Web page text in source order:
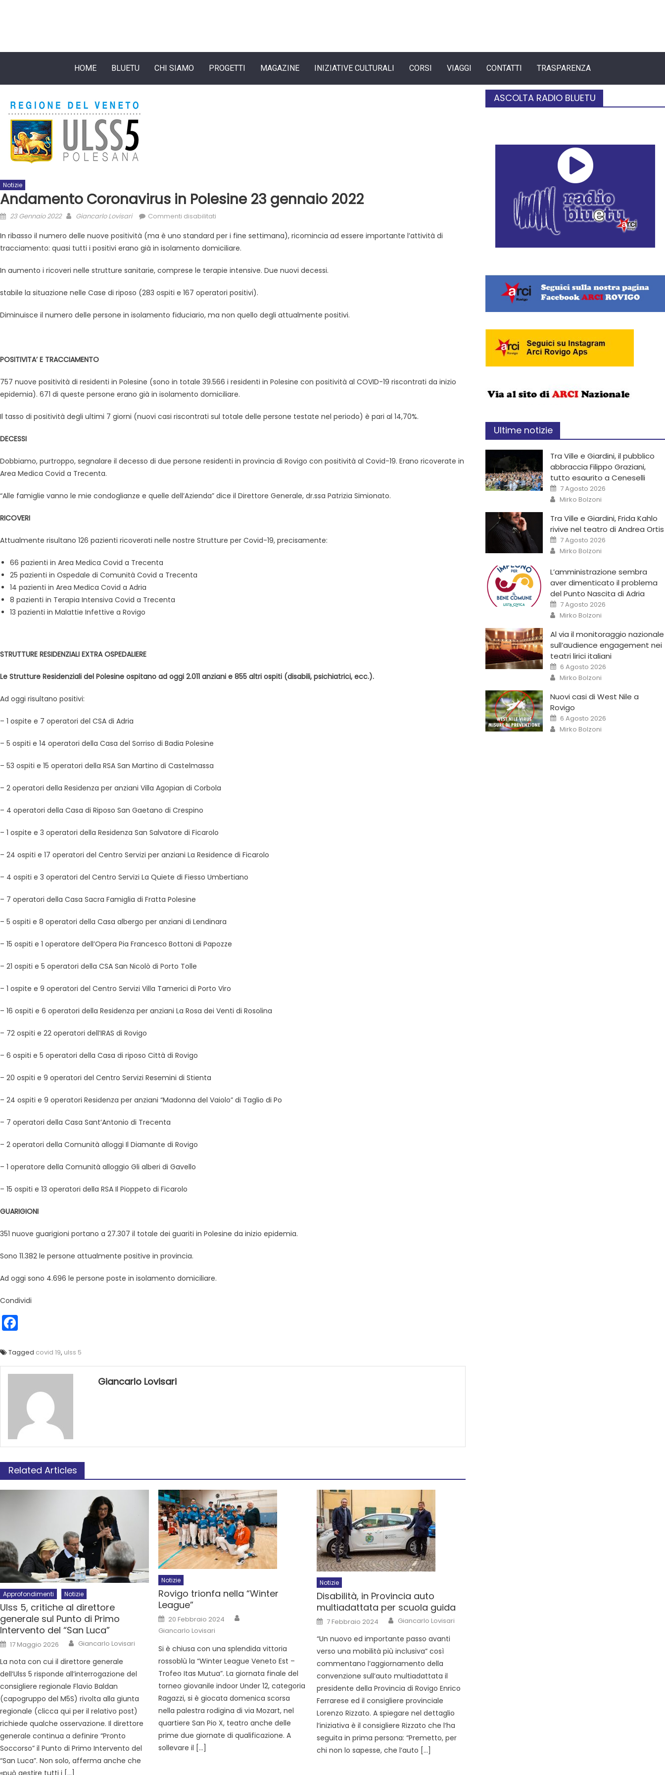
HOME BLUETU CHI SIAMO PROGETTI MAGAZINE INIZIATIVE CULTURALI CORSI VIAGGI CONTATTI TRASPARENZA
Notizie
Andamento Coronavirus in Polesine 23 gennaio 2022
23 Gennaio 2022 Giancarlo Lovisari Commenti disabilitati
In ribasso il numero delle nuove positività (ma è uno standard per i fine settimana), ricomincia ad essere importante l’attività di
tracciamento: quasi tutti i positivi erano già in isolamento domiciliare.
In aumento i ricoveri nelle strutture sanitarie, comprese le terapie intensive. Due nuovi decessi.
stabile la situazione nelle Case di riposo (283 ospiti e 167 operatori positivi).
Diminuisce il numero delle persone in isolamento fiduciario, ma non quello degli attualmente positivi.
POSITIVITA’ E TRACCIAMENTO
757 nuove positività di residenti in Polesine (sono in totale 39.566 i residenti in Polesine con positività al COVID-19 riscontrati da inizio
epidemia). 671 di queste persone erano già in isolamento domiciliare.
Il tasso di positività degli ultimi 7 giorni (nuovi casi riscontrati sul totale delle persone testate nel periodo) è pari al 14,70%.
DECESSI
Dobbiamo, purtroppo, segnalare il decesso di due persone residenti in provincia di Rovigo con positività al Covid-19. Erano ricoverate in
Area Medica Covid a Trecenta.
“Alle famiglie vanno le mie condoglianze e quelle dell’Azienda” dice il Direttore Generale, dr.ssa Patrizia Simionato.
RICOVERI
Attualmente risultano 126 pazienti ricoverati nelle nostre Strutture per Covid-19, precisamente:
66 pazienti in Area Medica Covid a Trecenta
25 pazienti in Ospedale di Comunità Covid a Trecenta
14 pazienti in Area Medica Covid a Adria
8 pazienti in Terapia Intensiva Covid a Trecenta
13 pazienti in Malattie Infettive a Rovigo
STRUTTURE RESIDENZIALI EXTRA OSPEDALIERE
Le Strutture Residenziali del Polesine ospitano ad oggi 2.011 anziani e 855 altri ospiti (disabili, psichiatrici, ecc.).
Ad oggi risultano positivi:
– 1 ospite e 7 operatori del CSA di Adria
– 5 ospiti e 14 operatori della Casa del Sorriso di Badia Polesine
– 53 ospiti e 15 operatori della RSA San Martino di Castelmassa
– 2 operatori della Residenza per anziani Villa Agopian di Corbola
– 4 operatori della Casa di Riposo San Gaetano di Crespino
– 1 ospite e 3 operatori della Residenza San Salvatore di Ficarolo
– 24 ospiti e 17 operatori del Centro Servizi per anziani La Residence di Ficarolo
– 4 ospiti e 3 operatori del Centro Servizi La Quiete di Fiesso Umbertiano
– 7 operatori della Casa Sacra Famiglia di Fratta Polesine
– 5 ospiti e 8 operatori della Casa albergo per anziani di Lendinara
– 15 ospiti e 1 operatore dell’Opera Pia Francesco Bottoni di Papozze
– 21 ospiti e 5 operatori della CSA San Nicolò di Porto Tolle
– 1 ospite e 9 operatori del Centro Servizi Villa Tamerici di Porto Viro
– 16 ospiti e 6 operatori della Residenza per anziani La Rosa dei Venti di Rosolina
– 72 ospiti e 22 operatori dell’IRAS di Rovigo
– 6 ospiti e 5 operatori della Casa di riposo Città di Rovigo
– 20 ospiti e 9 operatori del Centro Servizi Resemini di Stienta
– 24 ospiti e 9 operatori Residenza per anziani “Madonna del Vaiolo” di Taglio di Po
– 7 operatori della Casa Sant’Antonio di Trecenta
– 2 operatori della Comunità alloggi Il Diamante di Rovigo
– 1 operatore della Comunità alloggio Gli alberi di Gavello
– 15 ospiti e 13 operatori della RSA Il Pioppeto di Ficarolo
GUARIGIONI
351 nuove guarigioni portano a 27.307 il totale dei guariti in Polesine da inizio epidemia.
Sono 11.382 le persone attualmente positive in provincia.
Ad oggi sono 4.696 le persone poste in isolamento domiciliare.
Condividi
Tagged covid 19, ulss 5
Giancarlo Lovisari
Related Articles
Approfondimenti Notizie
Ulss 5, critiche al direttore
generale sul Punto di Primo
Intervento del “San Luca”
17 Maggio 2026 Giancarlo Lovisari
La nota con cui il direttore generale
dell’Ulss 5 risponde all’interrogazione del
consigliere regionale Flavio Baldan
(capogruppo del M5S) rivolta alla giunta
regionale (clicca qui per il relativo post)
richiede qualche osservazione. Il direttore
generale continua a definire “Pronto
Soccorso” il Punto di Primo Intervento del
“San Luca”. Non solo, afferma anche che
«può gestire tutti i […]
Notizie
Rovigo trionfa nella “Winter
League”
20 Febbraio 2024
Giancarlo Lovisari
Si è chiusa con una splendida vittoria
rossoblù la “Winter League Veneto Est –
Trofeo Itas Mutua”. La giornata finale del
torneo giovanile indoor Under 12, categoria
Ragazzi, si è giocata domenica scorsa
nella palestra rodigina di via Mozart, nel
quartiere San Pio X, teatro anche delle
prime due giornate di qualificazione. A
sollevare il […]
Notizie
Disabilità, in Provincia auto
multiadattata per scuola guida
7 Febbraio 2024 Giancarlo Lovisari
“Un nuovo ed importante passo avanti
verso una mobilità più inclusiva” così
commentano l’aggiornamento della
convenzione sull’auto multiadattata il
presidente della Provincia di Rovigo Enrico
Ferrarese ed il consigliere provinciale
Lorenzo Rizzato. A spiegare nel dettaglio
l’iniziativa è il consigliere Rizzato che l’ha
seguita in prima persona: “Premetto, per
chi non lo sapesse, che l’auto […]
ASCOLTA RADIO BLUETU
Ultime notizie
Tra Ville e Giardini, il pubblico
abbraccia Filippo Graziani,
tutto esaurito a Ceneselli
7 Agosto 2026
Mirko Bolzoni
Tra Ville e Giardini, Frida Kahlo
rivive nel teatro di Andrea Ortis
7 Agosto 2026
Mirko Bolzoni
L’amministrazione sembra
aver dimenticato il problema
del Punto Nascita di Adria
7 Agosto 2026
Mirko Bolzoni
Al via il monitoraggio nazionale
sull’audience engagement nei
teatri lirici italiani
6 Agosto 2026
Mirko Bolzoni
Nuovi casi di West Nile a
Rovigo
6 Agosto 2026
Mirko Bolzoni